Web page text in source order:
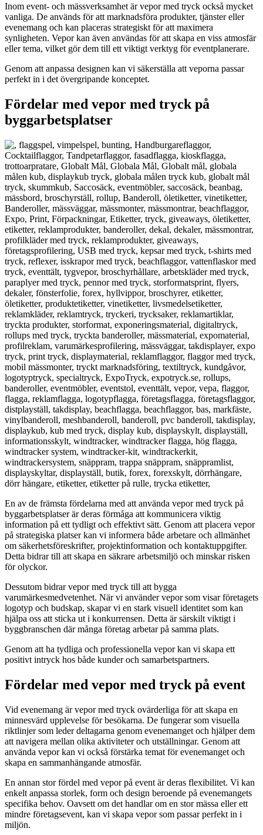
Inom event- och mässverksamhet är vepor med tryck också mycket
vanliga. De används för att marknadsföra produkter, tjänster eller
evenemang och kan placeras strategiskt för att maximera
synligheten. Vepor kan även användas för att skapa en viss atmosfär
eller tema, vilket gör dem till ett viktigt verktyg för eventplanerare.
Genom att anpassa designen kan vi säkerställa att veporna passar
perfekt in i det övergripande konceptet.
Fördelar med vepor med tryck på
byggarbetsplatser
En av de främsta fördelarna med att använda vepor med tryck på
byggarbetsplatser är deras förmåga att kommunicera viktig
information på ett tydligt och effektivt sätt. Genom att placera vepor
på strategiska platser kan vi informera både arbetare och allmänhet
om säkerhetsföreskrifter, projektinformation och kontaktuppgifter.
Detta bidrar till att skapa en säkrare arbetsmiljö och minskar risken
för olyckor.
Dessutom bidrar vepor med tryck till att bygga
varumärkesmedvetenhet. När vi använder vepor som visar företagets
logotyp och budskap, skapar vi en stark visuell identitet som kan
hjälpa oss att sticka ut i konkurrensen. Detta är särskilt viktigt i
byggbranschen där många företag arbetar på samma plats.
Genom att ha tydliga och professionella vepor kan vi skapa ett
positivt intryck hos både kunder och samarbetspartners.
Fördelar med vepor med tryck på event
Vid evenemang är vepor med tryck ovärderliga för att skapa en
minnesvärd upplevelse för besökarna. De fungerar som visuella
riktlinjer som leder deltagarna genom evenemanget och hjälper dem
att navigera mellan olika aktiviteter och utställningar. Genom att
använda vepor kan vi också förstärka temat för evenemanget och
skapa en sammanhängande atmosfär.
En annan stor fördel med vepor på event är deras flexibilitet. Vi kan
enkelt anpassa storlek, form och design beroende på evenemangets
specifika behov. Oavsett om det handlar om en stor mässa eller ett
mindre företagsevent, kan vi skapa vepor som passar perfekt in i
miljön.